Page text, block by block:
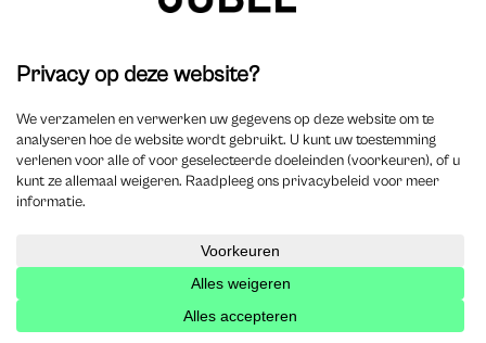
Soumettre un commentaire
Het e-mailadres wordt niet gepubliceerd. Verplichte
velden zijn gemarkeerd met*